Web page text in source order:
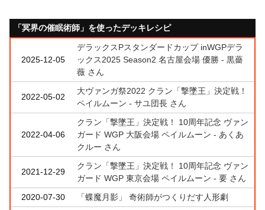
「冥界の催眠術師」を使ったデッキレシピ
2025-12-05
デラックスPスタンダードカップ inWGPデラ
ックス2025 Season2 名古屋会場 優勝 - 黒薔
薇 さん
2022-05-02
大ヴァンガ祭2022 クラン「撃墜王」決定戦！
ペイルムーン - サユ団長 さん
2022-04-06
クラン「撃墜王」決定戦！ 10周年記念 ヴァン
ガード WGP 大阪会場 ペイルムーン - あくあ
クルー さん
2021-12-29
クラン「撃墜王」決定戦！ 10周年記念 ヴァン
ガード WGP 東京会場 ペイルムーン - 要 さん
2020-07-30
「蝶魔月影」 奇術師がつくりだす人形劇